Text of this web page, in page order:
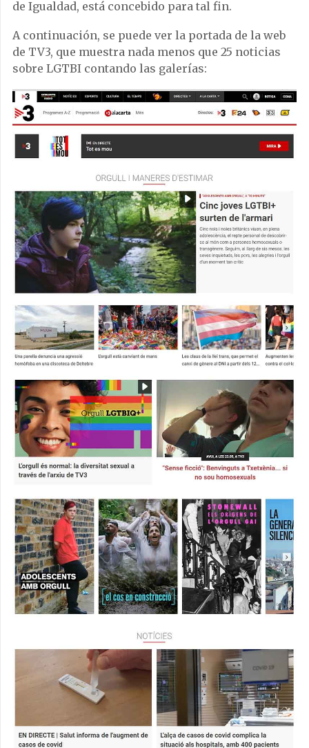
de Igualdad, está concebido para tal fin.
A continuación, se puede ver la portada de la web
de TV3, que muestra nada menos que 25 noticias
sobre LGTBI contando las galerías: